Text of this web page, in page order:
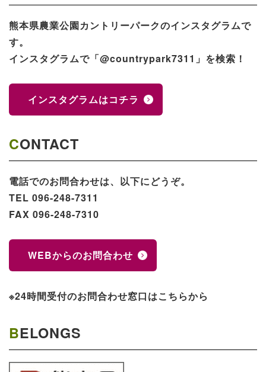
熊本県農業公園​カントリーパークのインスタグラムで
す。
インスタグラムで「@countrypark7311」を検索！
インスタグラムはコチラ
CONTACT
電話でのお問合わせは、以下にどうぞ。
TEL 096-248-7311
FAX 096-248-7310
WEBからのお問合わせ
※24時間受付のお問合わせ窓口はこちらから
BELONGS